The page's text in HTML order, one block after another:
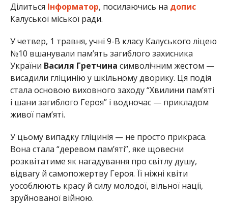
Ділиться Інформатор, посилаючись на допис
Калуської міської ради.
У четвер, 1 травня, учні 9-В класу Калуського ліцею
№10 вшанували пам’ять загиблого захисника
України Василя Гретчина символічним жестом —
висадили гліцинію у шкільному дворику. Ця подія
стала основою виховного заходу “Хвилини пам’яті
і шани загиблого Героя” і водночас — прикладом
живої пам’яті.
У цьому випадку гліцинія — не просто прикраса.
Вона стала “деревом пам’яті”, яке щовесни
розквітатиме як нагадування про світлу душу,
відвагу й самопожертву Героя. Її ніжні квіти
уособлюють красу й силу молодої, вільної нації,
зруйнованої війною.